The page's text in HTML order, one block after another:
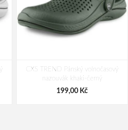
CXS TREND Pánský volnočasový
nazouvák khaki-černý
199,00 Kč